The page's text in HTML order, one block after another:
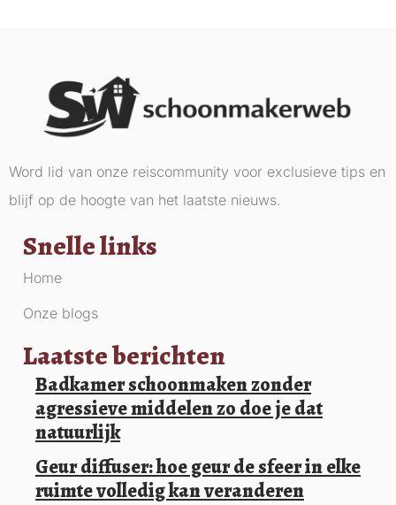
Word lid van onze reiscommunity voor exclusieve tips en
blijf op de hoogte van het laatste nieuws.
Snelle links
Home
Onze blogs
Laatste berichten
Badkamer schoonmaken zonder
agressieve middelen zo doe je dat
natuurlijk
Geur diffuser: hoe geur de sfeer in elke
ruimte volledig kan veranderen